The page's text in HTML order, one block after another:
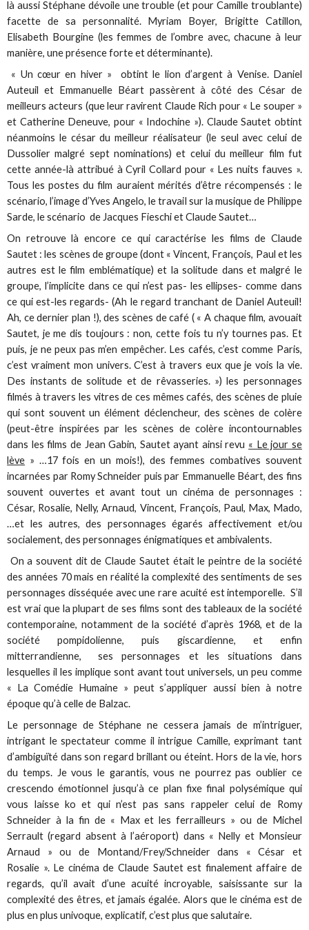
là aussi Stéphane dévoile une trouble (et pour Camille troublante)
facette de sa personnalité. Myriam Boyer, Brigitte Catillon,
Elisabeth Bourgine (les femmes de l’ombre avec, chacune à leur
manière, une présence forte et déterminante).
« Un cœur en hiver » obtint le lion d’argent à Venise. Daniel
Auteuil et Emmanuelle Béart passèrent à côté des César de
meilleurs acteurs (que leur ravirent Claude Rich pour « Le souper »
et Catherine Deneuve, pour « Indochine »). Claude Sautet obtint
néanmoins le césar du meilleur réalisateur (le seul avec celui de
Dussolier malgré sept nominations) et celui du meilleur film fut
cette année-là attribué à Cyril Collard pour « Les nuits fauves ».
Tous les postes du film auraient mérités d’être récompensés : le
scénario, l’image d’Yves Angelo, le travail sur la musique de Philippe
Sarde, le scénario de Jacques Fieschi et Claude Sautet…
On retrouve là encore ce qui caractérise les films de Claude
Sautet : les scènes de groupe (dont « Vincent, François, Paul et les
autres est le film emblématique) et la solitude dans et malgré le
groupe, l’implicite dans ce qui n’est pas- les ellipses- comme dans
ce qui est-les regards- (Ah le regard tranchant de Daniel Auteuil!
Ah, ce dernier plan !), des scènes de café ( « A chaque film, avouait
Sautet, je me dis toujours : non, cette fois tu n’y tournes pas. Et
puis, je ne peux pas m’en empêcher. Les cafés, c’est comme Paris,
c’est vraiment mon univers. C’est à travers eux que je vois la vie.
Des instants de solitude et de rêvasseries. ») les personnages
filmés à travers les vitres de ces mêmes cafés, des scènes de pluie
qui sont souvent un élément déclencheur, des scènes de colère
(peut-être inspirées par les scènes de colère incontournables
dans les films de Jean Gabin, Sautet ayant ainsi revu « Le jour se
lève » …17 fois en un mois!), des femmes combatives souvent
incarnées par Romy Schneider puis par Emmanuelle Béart, des fins
souvent ouvertes et avant tout un cinéma de personnages :
César, Rosalie, Nelly, Arnaud, Vincent, François, Paul, Max, Mado,
…et les autres, des personnages égarés affectivement et/ou
socialement, des personnages énigmatiques et ambivalents.
On a souvent dit de Claude Sautet était le peintre de la société
des années 70 mais en réalité la complexité des sentiments de ses
personnages disséquée avec une rare acuité est intemporelle. S’il
est vrai que la plupart de ses films sont des tableaux de la société
contemporaine, notamment de la société d’après 1968, et de la
société pompidolienne, puis giscardienne, et enfin
mitterrandienne, ses personnages et les situations dans
lesquelles il les implique sont avant tout universels, un peu comme
« La Comédie Humaine » peut s’appliquer aussi bien à notre
époque qu’à celle de Balzac.
Le personnage de Stéphane ne cessera jamais de m’intriguer,
intrigant le spectateur comme il intrigue Camille, exprimant tant
d’ambiguïté dans son regard brillant ou éteint. Hors de la vie, hors
du temps. Je vous le garantis, vous ne pourrez pas oublier ce
crescendo émotionnel jusqu’à ce plan fixe final polysémique qui
vous laisse ko et qui n’est pas sans rappeler celui de Romy
Schneider à la fin de « Max et les ferrailleurs » ou de Michel
Serrault (regard absent à l’aéroport) dans « Nelly et Monsieur
Arnaud » ou de Montand/Frey/Schneider dans « César et
Rosalie ». Le cinéma de Claude Sautet est finalement affaire de
regards, qu’il avait d’une acuité incroyable, saisissante sur la
complexité des êtres, et jamais égalée. Alors que le cinéma est de
plus en plus univoque, explicatif, c’est plus que salutaire.